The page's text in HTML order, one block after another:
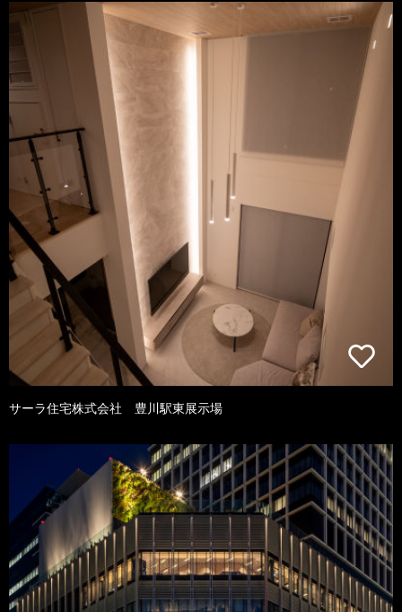
サーラ住宅株式会社 豊川駅東展示場